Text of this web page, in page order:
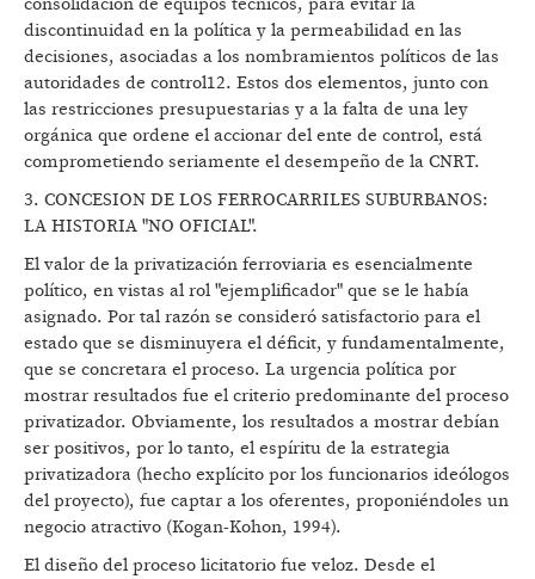
consolidación de equipos técnicos, para evitar la
discontinuidad en la política y la permeabilidad en las
decisiones, asociadas a los nombramientos políticos de las
autoridades de control12. Estos dos elementos, junto con
las restricciones presupuestarias y a la falta de una ley
orgánica que ordene el accionar del ente de control, está
comprometiendo seriamente el desempeño de la CNRT.
3. CONCESION DE LOS FERROCARRILES SUBURBANOS:
LA HISTORIA "NO OFICIAL".
El valor de la privatización ferroviaria es esencialmente
político, en vistas al rol "ejemplificador" que se le había
asignado. Por tal razón se consideró satisfactorio para el
estado que se disminuyera el déficit, y fundamentalmente,
que se concretara el proceso. La urgencia política por
mostrar resultados fue el criterio predominante del proceso
privatizador. Obviamente, los resultados a mostrar debían
ser positivos, por lo tanto, el espíritu de la estrategia
privatizadora (hecho explícito por los funcionarios ideólogos
del proyecto), fue captar a los oferentes, proponiéndoles un
negocio atractivo (Kogan-Kohon, 1994).
El diseño del proceso licitatorio fue veloz. Desde el